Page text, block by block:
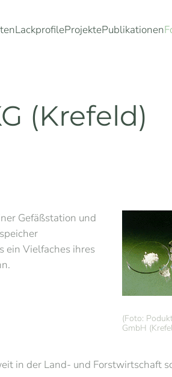
LackprofileProjektePublikationen
(Krefeld)
Gefäßstation und
ein Vielfaches ihres
(Foto:
GmbH
in der Land- und Forstwirtschaft